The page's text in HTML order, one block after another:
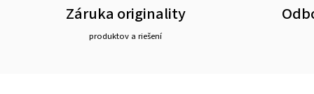
Záruka originality
produktov a riešení